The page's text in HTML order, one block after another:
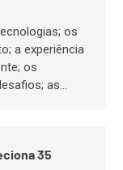
os
a experiência
os
as…
35